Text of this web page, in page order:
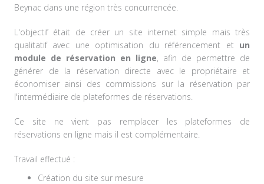
Beynac dans une région très concurrencée.
L'objectif était de créer un site internet simple mais très
qualitatif avec une optimisation du référencement et un
module de réservation en ligne, afin de permettre de
générer de la réservation directe avec le propriétaire et
économiser ainsi des commissions sur la réservation par
l'intermédiaire de plateformes de réservations.
Ce site ne vient pas remplacer les plateformes de
réservations en ligne mais il est complémentaire.
Travail effectué :
Création du site sur mesure